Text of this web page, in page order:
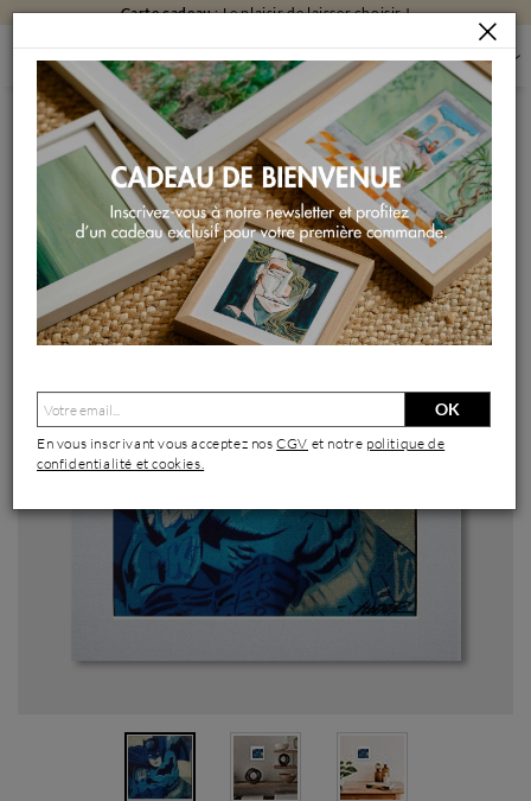
Carte cadeau: Le plaisir de laisser choisir !
PEINTURES PEINTURES PAR FORMAT
PEINTURES PETIT FORMAT
BATMAN POP
Peinture Batman Pop par Lemoine Mael | Tableau Street Art
Icones Pop Graffiti Acrylique
OK
En vous inscrivant vous acceptez nosCGV et notre politique de
confidentialité et cookies.